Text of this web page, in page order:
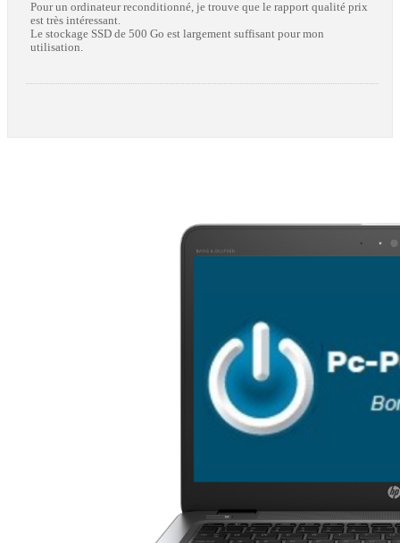
Pour un ordinateur reconditionné, je trouve que le rapport qualité prix
est très intéressant.
Le stockage SSD de 500 Go est largement suffisant pour mon
utilisation.